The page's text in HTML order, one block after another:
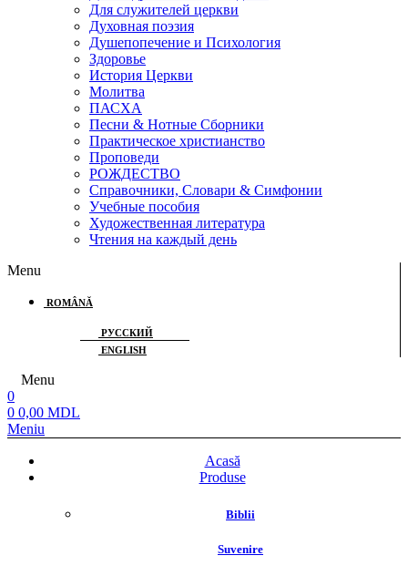
Для служителей церкви
Духовная поэзия
Душепопечение и Психология
Здоровье
История Церкви
Молитва
ПАСХА
Песни & Нотные Сборники
Практическое христианство
Проповеди
РОЖДЕСТВО
Справочники, Словари & Симфонии
Учебные пособия
Художественная литература
Чтения на каждый день
Menu
ROMÂNĂ
РУССКИЙ
ENGLISH
Menu
0
0 0,00 MDL
Meniu
Acasă
Produse
Biblii
Suvenire